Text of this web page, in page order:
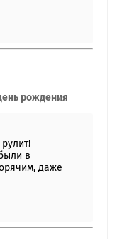
рождения
в
даже